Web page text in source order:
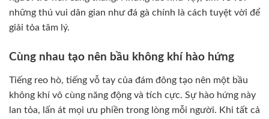
những thú vui dân gian như đá gà chính là cách tuyệt vời để
giải tỏa tâm lý.
Cùng nhau tạo nên bầu không khí hào hứng
Tiếng reo hò, tiếng vỗ tay của đám đông tạo nên một bầu
không khí vô cùng năng động và tích cực. Sự hào hứng này
lan tỏa, lấn át mọi ưu phiền trong lòng mỗi người. Khi tất cả